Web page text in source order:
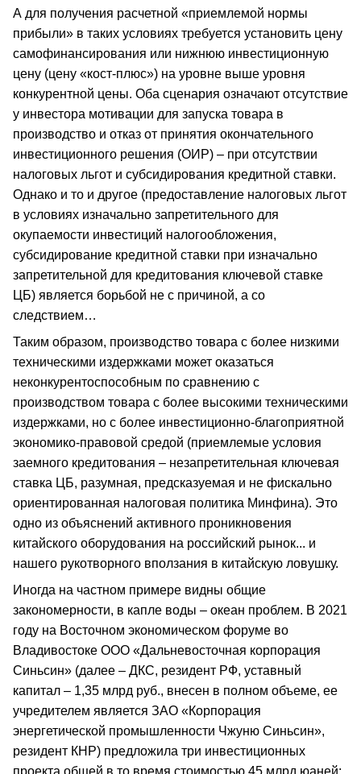
А для получения расчетной «приемлемой нормы
прибыли» в таких условиях требуется установить цену
самофинансирования или нижнюю инвестиционную
цену (цену «кост-плюс») на уровне выше уровня
конкурентной цены. Оба сценария означают отсутствие
у инвестора мотивации для запуска товара в
производство и отказ от принятия окончательного
инвестиционного решения (ОИР) – при отсутствии
налоговых льгот и субсидирования кредитной ставки.
Однако и то и другое (предоставление налоговых льгот
в условиях изначально запретительного для
окупаемости инвестиций налогообложения,
субсидирование кредитной ставки при изначально
запретительной для кредитования ключевой ставке
ЦБ) является борьбой не с причиной, а со
следствием…
Таким образом, производство товара с более низкими
техническими издержками может оказаться
неконкурентоспособным по сравнению с
производством товара с более высокими техническими
издержками, но с более инвестиционно-благоприятной
экономико-правовой средой (приемлемые условия
заемного кредитования – незапретительная ключевая
ставка ЦБ, разумная, предсказуемая и не фискально
ориентированная налоговая политика Минфина). Это
одно из объяснений активного проникновения
китайского оборудования на российский рынок... и
нашего рукотворного вползания в китайскую ловушку.
Иногда на частном примере видны общие
закономерности, в капле воды – океан проблем. В 2021
году на Восточном экономическом форуме во
Владивостоке ООО «Дальневосточная корпорация
Синьсин» (далее – ДКС, резидент РФ, уставный
капитал – 1,35 млрд руб., внесен в полном объеме, ее
учредителем является ЗАО «Корпорация
энергетической промышленности Чжуню Синьсин»,
резидент КНР) предложила три инвестиционных
проекта общей в то время стоимостью 45 млрд юаней: